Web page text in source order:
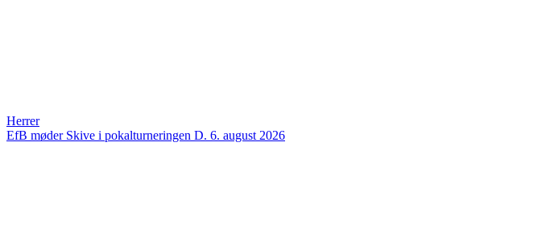
Herrer
EfB møder Skive i pokalturneringen D. 6. august 2026